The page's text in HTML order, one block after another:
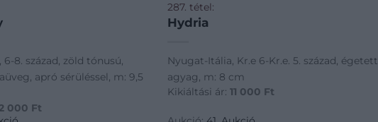
6-8. század, zöld tónusú,
apró sérüléssel, m: 9,5
000 Ft
287. tétel:
Hydria
Nyugat-Itália, Kr.e 6-Kr.e. 5. század, égetett
agyag, m: 8 cm
Kikiáltási ár: 11 000 Ft